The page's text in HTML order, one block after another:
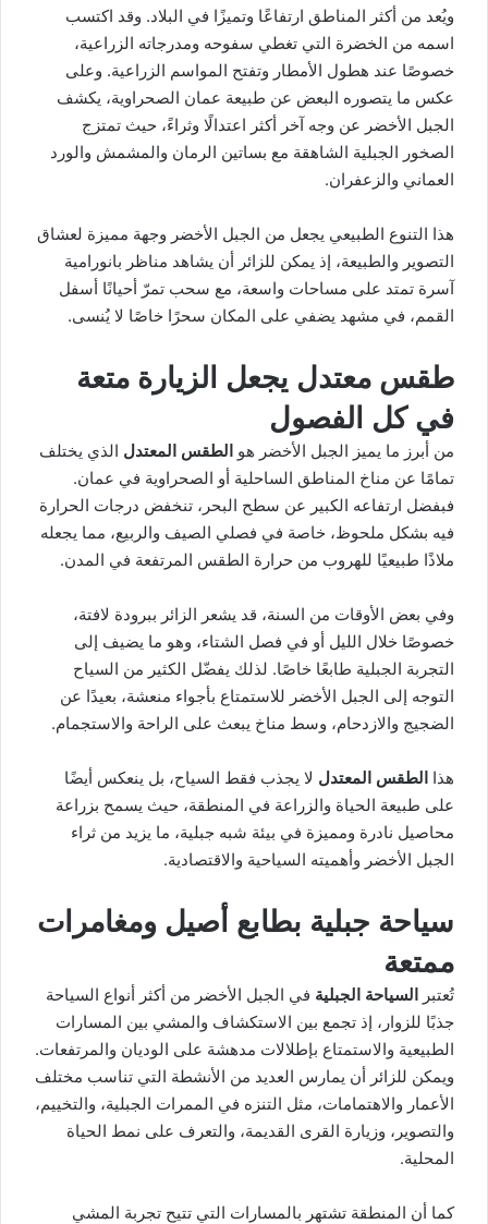
ويُعد من أكثر المناطق ارتفاعًا وتميزًا في البلاد. وقد اكتسب
اسمه من الخضرة التي تغطي سفوحه ومدرجاته الزراعية،
خصوصًا عند هطول الأمطار وتفتح المواسم الزراعية. وعلى
عكس ما يتصوره البعض عن طبيعة عمان الصحراوية، يكشف
الجبل الأخضر عن وجه آخر أكثر اعتدالًا وثراءً، حيث تمتزج
الصخور الجبلية الشاهقة مع بساتين الرمان والمشمش والورد
العماني والزعفران.
هذا التنوع الطبيعي يجعل من الجبل الأخضر وجهة مميزة لعشاق
التصوير والطبيعة، إذ يمكن للزائر أن يشاهد مناظر بانورامية
آسرة تمتد على مساحات واسعة، مع سحب تمرّ أحيانًا أسفل
القمم، في مشهد يضفي على المكان سحرًا خاصًا لا يُنسى.
طقس معتدل يجعل الزيارة متعة
في كل الفصول
من أبرز ما يميز الجبل الأخضر هو الطقس المعتدل الذي يختلف
تمامًا عن مناخ المناطق الساحلية أو الصحراوية في عمان.
فبفضل ارتفاعه الكبير عن سطح البحر، تنخفض درجات الحرارة
فيه بشكل ملحوظ، خاصة في فصلي الصيف والربيع، مما يجعله
ملاذًا طبيعيًا للهروب من حرارة الطقس المرتفعة في المدن.
وفي بعض الأوقات من السنة، قد يشعر الزائر ببرودة لافتة،
خصوصًا خلال الليل أو في فصل الشتاء، وهو ما يضيف إلى
التجربة الجبلية طابعًا خاصًا. لذلك يفضّل الكثير من السياح
التوجه إلى الجبل الأخضر للاستمتاع بأجواء منعشة، بعيدًا عن
الضجيج والازدحام، وسط مناخ يبعث على الراحة والاستجمام.
هذا الطقس المعتدل لا يجذب فقط السياح، بل ينعكس أيضًا
على طبيعة الحياة والزراعة في المنطقة، حيث يسمح بزراعة
محاصيل نادرة ومميزة في بيئة شبه جبلية، ما يزيد من ثراء
الجبل الأخضر وأهميته السياحية والاقتصادية.
سياحة جبلية بطابع أصيل ومغامرات
ممتعة
تُعتبر السياحة الجبلية في الجبل الأخضر من أكثر أنواع السياحة
جذبًا للزوار، إذ تجمع بين الاستكشاف والمشي بين المسارات
الطبيعية والاستمتاع بإطلالات مدهشة على الوديان والمرتفعات.
ويمكن للزائر أن يمارس العديد من الأنشطة التي تناسب مختلف
الأعمار والاهتمامات، مثل التنزه في الممرات الجبلية، والتخييم،
والتصوير، وزيارة القرى القديمة، والتعرف على نمط الحياة
المحلية.
كما أن المنطقة تشتهر بالمسارات التي تتيح تجربة المشي